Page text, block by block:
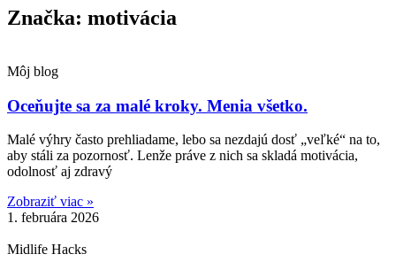
Značka: motivácia
Môj blog
Oceňujte sa za malé kroky. Menia všetko.
Malé výhry často prehliadame, lebo sa nezdajú dosť „veľké“ na to,
aby stáli za pozornosť. Lenže práve z nich sa skladá motivácia,
odolnosť aj zdravý
Zobraziť viac »
1. februára 2026
Midlife Hacks